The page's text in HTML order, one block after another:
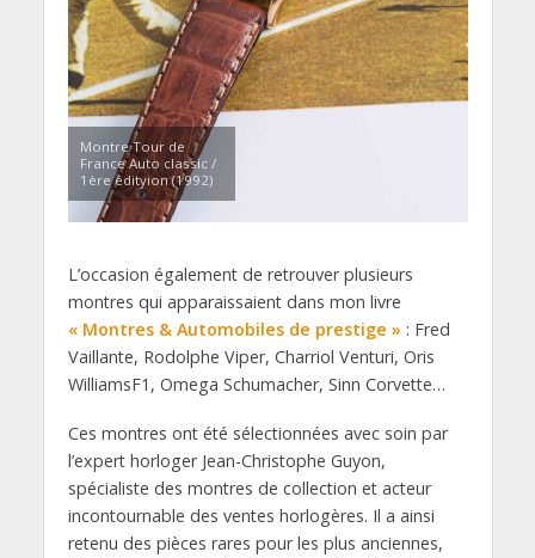
Montre Tour de
France Auto classic /
1ère édityion (1992)
L’occasion également de retrouver plusieurs
montres qui apparaissaient dans mon livre
« Montres & Automobiles de prestige » : Fred
Vaillante, Rodolphe Viper, Charriol Venturi, Oris
WilliamsF1, Omega Schumacher, Sinn Corvette…
Ces montres ont été sélectionnées avec soin par
l’expert horloger Jean-Christophe Guyon,
spécialiste des montres de collection et acteur
incontournable des ventes horlogères. Il a ainsi
retenu des pièces rares pour les plus anciennes,